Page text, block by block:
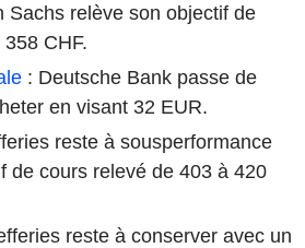
Sachs relève son objectif de
CHF.
: Deutsche Bank passe de
en visant 32 EUR.
reste à sousperformance
de cours relevé de 403 à 420
reste à conserver avec un